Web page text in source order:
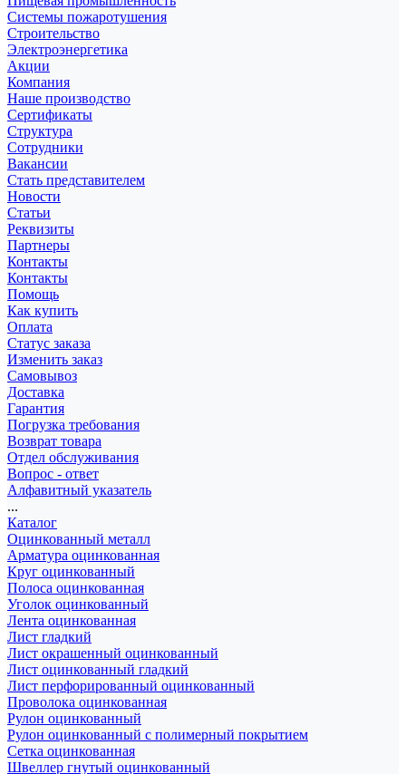
Системы пожаротушения
Строительство
Электроэнергетика
Акции
Компания
Наше производство
Сертификаты
Структура
Сотрудники
Вакансии
Стать представителем
Новости
Статьи
Реквизиты
Партнеры
Контакты
Контакты
Помощь
Как купить
Оплата
Статус заказа
Изменить заказ
Самовывоз
Доставка
Гарантия
Погрузка требования
Возврат товара
Отдел обслуживания
Вопрос - ответ
Алфавитный указатель
...
Каталог
Оцинкованный металл
Арматура оцинкованная
Круг оцинкованный
Полоса оцинкованная
Уголок оцинкованный
Лента оцинкованная
Лист гладкий
Лист окрашенный оцинкованный
Лист оцинкованный гладкий
Лист перфорированный оцинкованный
Проволока оцинкованная
Рулон оцинкованный
Рулон оцинкованный с полимерный покрытием
Сетка оцинкованная
Швеллер гнутый оцинкованный